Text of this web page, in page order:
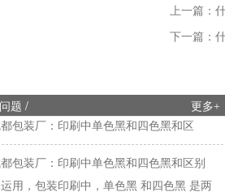
上一篇：
下一篇：
题 / 更多+
都包装盒定制厂家：包装盒印刷工艺怎么
？烫金、UV、击凸效果对比，不少商家在
包装厂：印刷中单色黑和四色黑和区
运用，包装印刷中，单色黑 和四色黑 是两
全不同的色彩构成方式，它们在...